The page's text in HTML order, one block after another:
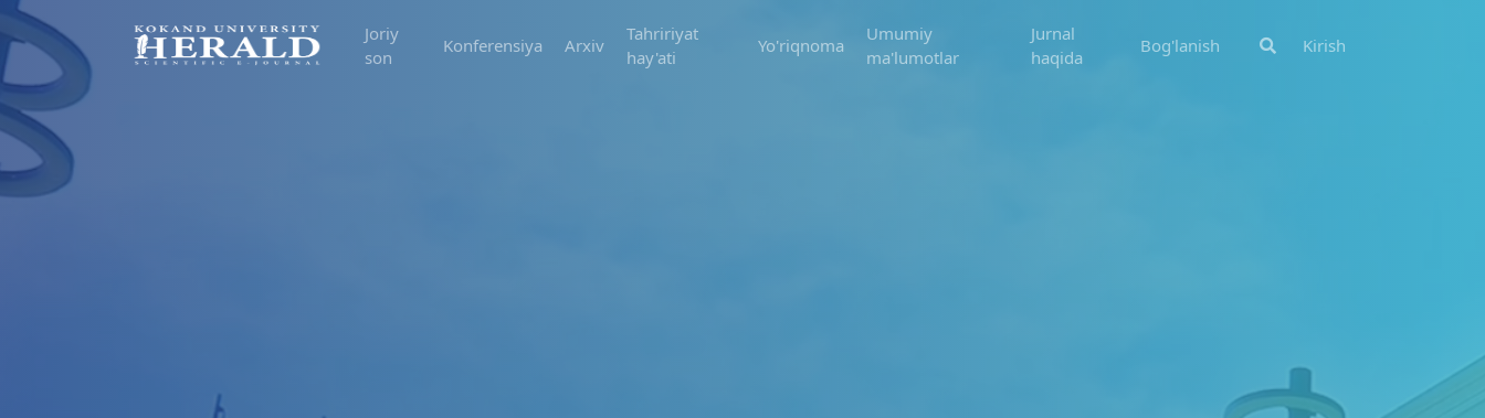
Joriy
son
Konferensiya Arxiv
Tahririyat
hay'ati
Yo'riqnoma
Umumiy
ma'lumotlar
Jurnal
haqida
Bog'lanish Kirish